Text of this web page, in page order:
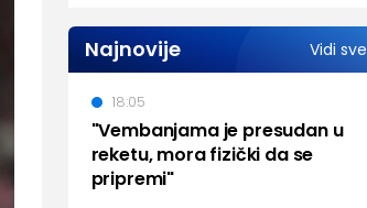
Najnovije Vidi sve
"Vembanjama je presudan u
reketu, mora fizički da se
pripremi"
18:05